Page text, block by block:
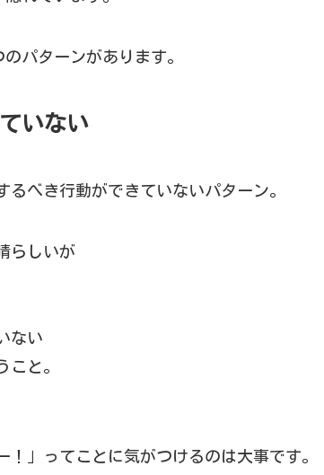
パターンがあります。
いない
べき行動ができていないパターン。
らしいが
ない
こと。
！」ってことに気がつけるのは大事です。